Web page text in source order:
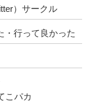
）サークル
行って良かった
こパカ